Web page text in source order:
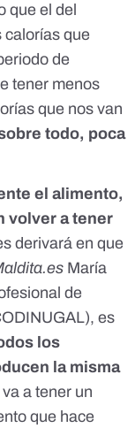
que el del
calorías que
de
tener menos
que nos van
todo, poca
el alimento,
volver a tener
derivará en que
María
de
, es
los
la misma
a tener un
que hace